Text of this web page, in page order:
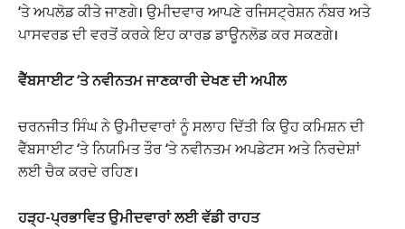
‘ਤੇ ਅਪਲੋਡ ਕੀਤੇ ਜਾਣਗੇ। ਉਮੀਦਵਾਰ ਆਪਣੇ ਰਜਿਸਟ੍ਰੇਸ਼ਨ ਨੰਬਰ ਅਤੇ
ਪਾਸਵਰਡ ਦੀ ਵਰਤੋਂ ਕਰਕੇ ਇਹ ਕਾਰਡ ਡਾਊਨਲੋਡ ਕਰ ਸਕਣਗੇ।
ਵੈੱਬਸਾਈਟ ‘ਤੇ ਨਵੀਨਤਮ ਜਾਣਕਾਰੀ ਦੇਖਣ ਦੀ ਅਪੀਲ
ਚਰਨਜੀਤ ਸਿੰਘ ਨੇ ਉਮੀਦਵਾਰਾਂ ਨੂੰ ਸਲਾਹ ਦਿੱਤੀ ਕਿ ਉਹ ਕਮਿਸ਼ਨ ਦੀ
ਵੈੱਬਸਾਈਟ ‘ਤੇ ਨਿਯਮਿਤ ਤੌਰ ‘ਤੇ ਨਵੀਨਤਮ ਅਪਡੇਟਸ ਅਤੇ ਨਿਰਦੇਸ਼ਾਂ
ਲਈ ਚੈਕ ਕਰਦੇ ਰਹਿਣ।
ਹੜ੍ਹ-ਪ੍ਰਭਾਵਿਤ ਉਮੀਦਵਾਰਾਂ ਲਈ ਵੱਡੀ ਰਾਹਤ